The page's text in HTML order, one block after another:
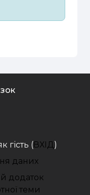
гість (ВХІД )
даних
додаток
теми